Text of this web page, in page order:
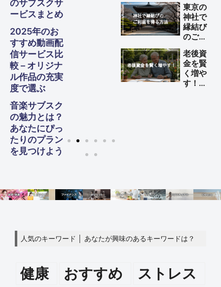
のサブスクサ
ービスまとめ
2025年のお
すすめ動画配
信サービス比
較 – オリジナ
ル作品の充実
度で選ぶ
音楽サブスク
の魅力とは？
あなたにぴっ
たりのプラン
を見つけよう
法
東京の
神社で
縁結び
のご利
る方法
老後資
金を賢
く増や
す！
人気のキーワード │ あなたが興味のあるキーワードは？
健康 おすすめ ストレス